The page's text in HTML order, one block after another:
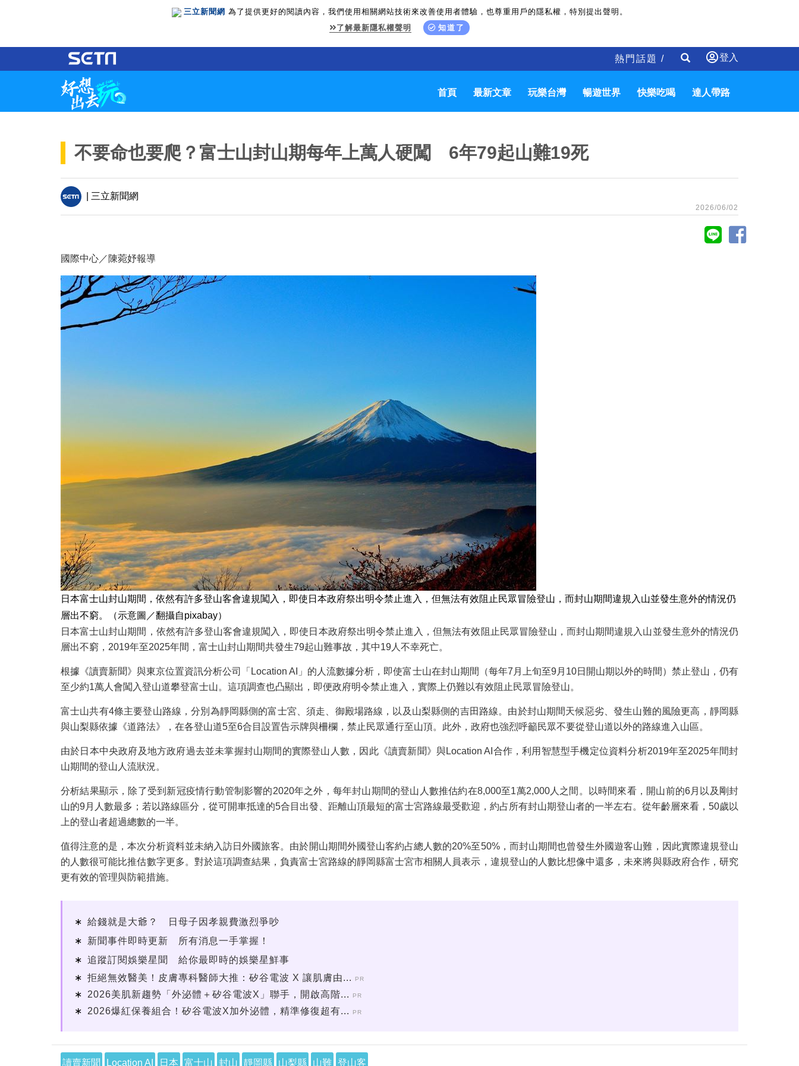
三立新聞網 為了提供更好的閱讀內容，我們使用相關網站技術來改善使用者體驗，也尊重用戶的隱私權，特別提出聲明。
了解最新隱私權聲明
知道了
登入
熱門話題 /
首頁 最新文章 玩樂台灣 暢遊世界 快樂吃喝 達人帶路
不要命也要爬？富士山封山期每年上萬人硬闖 6年79起山難19死
| 三立新聞網
2026/06/02
國際中心／陳菀妤報導
日本富士山封山期間，依然有許多登山客會違規闖入，即使日本政府祭出明令禁止進入，但無法有效阻止民眾冒險登山，而封山期間違規入山並發生意外的情況仍
層出不窮。（示意圖／翻攝自pixabay）
日本富士山封山期間，依然有許多登山客會違規闖入，即使日本政府祭出明令禁止進入，但無法有效阻止民眾冒險登山，而封山期間違規入山並發生意外的情況仍
層出不窮，2019年至2025年間，富士山封山期間共發生79起山難事故，其中19人不幸死亡。
根據《讀賣新聞》與東京位置資訊分析公司「Location AI」的人流數據分析，即使富士山在封山期間（每年7月上旬至9月10日開山期以外的時間）禁止登山，仍有
至少約1萬人會闖入登山道攀登富士山。這項調查也凸顯出，即便政府明令禁止進入，實際上仍難以有效阻止民眾冒險登山。
富士山共有4條主要登山路線，分別為靜岡縣側的富士宮、須走、御殿場路線，以及山梨縣側的吉田路線。由於封山期間天候惡劣、發生山難的風險更高，靜岡縣
與山梨縣依據《道路法》，在各登山道5至6合目設置告示牌與柵欄，禁止民眾通行至山頂。此外，政府也強烈呼籲民眾不要從登山道以外的路線進入山區。
由於日本中央政府及地方政府過去並未掌握封山期間的實際登山人數，因此《讀賣新聞》與Location AI合作，利用智慧型手機定位資料分析2019年至2025年間封
山期間的登山人流狀況。
分析結果顯示，除了受到新冠疫情行動管制影響的2020年之外，每年封山期間的登山人數推估約在8,000至1萬2,000人之間。以時間來看，開山前的6月以及剛封
山的9月人數最多；若以路線區分，從可開車抵達的5合目出發、距離山頂最短的富士宮路線最受歡迎，約占所有封山期登山者的一半左右。從年齡層來看，50歲以
上的登山者超過總數的一半。
值得注意的是，本次分析資料並未納入訪日外國旅客。由於開山期間外國登山客約占總人數的20%至50%，而封山期間也曾發生外國遊客山難，因此實際違規登山
的人數很可能比推估數字更多。對於這項調查結果，負責富士宮路線的靜岡縣富士宮市相關人員表示，違規登山的人數比想像中還多，未來將與縣政府合作，研究
更有效的管理與防範措施。
給錢就是大爺？ 日母子因孝親費激烈爭吵
新聞事件即時更新 所有消息一手掌握！
追蹤訂閱娛樂星聞 給你最即時的娛樂星鮮事
拒絕無效醫美！皮膚專科醫師大推：矽谷電波 X 讓肌膚由...
PR
2026美肌新趨勢「外泌體＋矽谷電波X」聯手，開啟高階... PR
2026爆紅保養組合！矽谷電波X加外泌體，精準修復超有... PR
讀賣新聞 Location AI 日本 富士山 封山 靜岡縣 山梨縣 山難 登山客